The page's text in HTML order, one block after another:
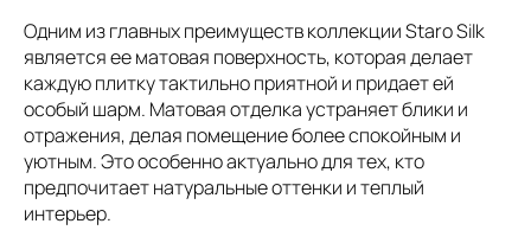
Одним из главных преимуществ коллекции Staro Silk
является ее матовая поверхность, которая делает
каждую плитку тактильно приятной и придает ей
особый шарм. Матовая отделка устраняет блики и
отражения, делая помещение более спокойным и
уютным. Это особенно актуально для тех, кто
предпочитает натуральные оттенки и теплый
интерьер.